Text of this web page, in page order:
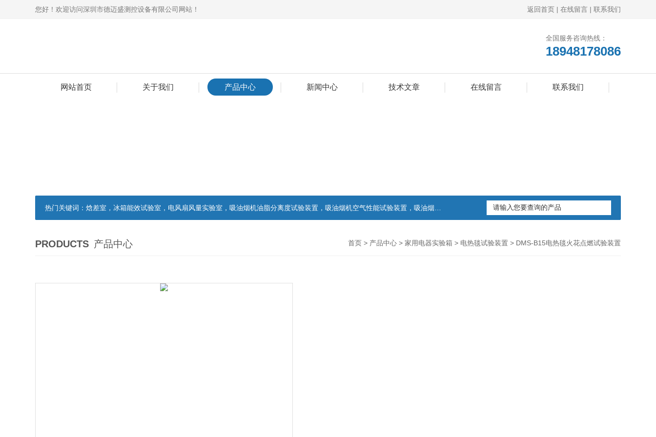
您好！欢迎访问深圳市德迈盛测控设备有限公司网站！ 返回首页 | 在线留言 | 联系我们
全国服务咨询热线：
18948178086
网站首页 关于我们 产品中心 新闻中心 技术文章 在线留言 联系我们
热门关键词： 焓差室，冰箱能效试验室，电风扇风量实验室，吸油烟机油脂分离度试验装置，吸油烟机空气性能试验装置，吸油烟机气味降低度试验装置，电池挤压试验机，电池短路试验机,电池重物冲击试验机,电池自由跌落试验机,电池燃烧试验机,电池洗涤试验机,电池挤压试验机
PRODUCTS 产品中心 首页 > 产品中心 > 家用电器实验箱 > 电热毯试验装置 > DMS-B15电热毯火花点燃试验装置